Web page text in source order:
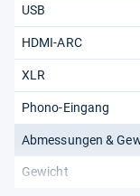
USB
HDMI-ARC
XLR
Phono-Eingang
Abmessungen &
Gewicht